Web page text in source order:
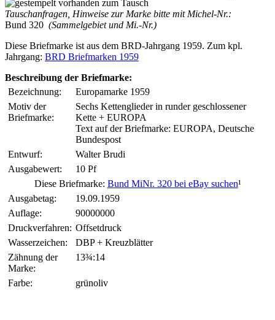
Tauschanfragen, Hinweise zur Marke bitte mit Michel-Nr.:
Bund 320 (Sammelgebiet und Mi.-Nr.)
Diese Briefmarke ist aus dem BRD-Jahrgang 1959. Zum kpl.
Jahrgang: BRD Briefmarken 1959
Beschreibung der Briefmarke:
Bezeichnung:
Europamarke 1959
Motiv der
Briefmarke:
Sechs Kettenglieder in runder geschlossener
Kette + EUROPA
Text auf der Briefmarke: EUROPA, Deutsche
Bundespost
Entwurf:
Walter Brudi
Ausgabewert:
10 Pf
Diese Briefmarke: Bund MiNr. 320 bei eBay suchen¹
Ausgabetag:
19.09.1959
Auflage:
90000000
Druckverfahren: Offsetdruck
Wasserzeichen:
DBP + Kreuzblätter
Zähnung der
Marke:
13¾:14
Farbe: grünoliv